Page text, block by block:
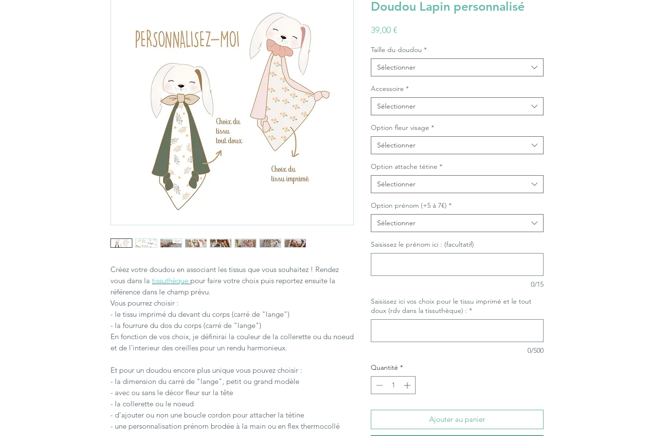
Créez votre doudou en associant les tissus que vous souhaitez ! Rendez
vous dans la tissuthèque pour faire votre choix puis reportez ensuite la
référence dans le champ prévu.
Vous pourrez choisir :
- le tissu imprimé du devant du corps (carré de "lange")
- la fourrure du dos du corps (carré de "lange")
En fonction de vos choix, je définirai la couleur de la collerette ou du noeud
et de l'interieur des oreilles pour un rendu harmonieux.
Et pour un doudou encore plus unique vous pouvez choisir :
- la dimension du carré de "lange", petit ou grand modèle
- avec ou sans le décor fleur sur la tête
- la collerette ou le noeud
- d'ajouter ou non une boucle cordon pour attacher la tétine
- une personnalisation prénom brodée à la main ou en flex thermocollé
Doudou Lapin personnalisé
39,00 €Prix
Taille du doudou *
Sélectionner
Accessoire *
Sélectionner
Option fleur visage *
Sélectionner
Option attache tétine *
Sélectionner
Option prénom (+5 à 7€) *
Sélectionner
Saisissez le prénom ici : (facultatif)
0/15
Saisissez ici vos choix pour le tissu imprimé et le tout
doux (rdv dans la tissuthèque) : *
0/500
Quantité *
Ajouter au panier